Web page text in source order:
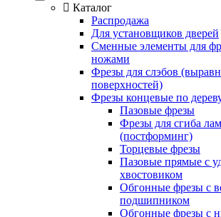
Каталог
Распродажа
Для установщиков дверей
Сменные элементы для
ножами
Фрезы для слэбов
поверхностей)
Фрезы концевые по
Пазовые фрезы
Фрезы для сгиба
(постформинг)
Торцевые фрезы
Пазовые прямые с
хвостовиком
Обгонные фрезы с
подшипником
Обгонные фрезы с